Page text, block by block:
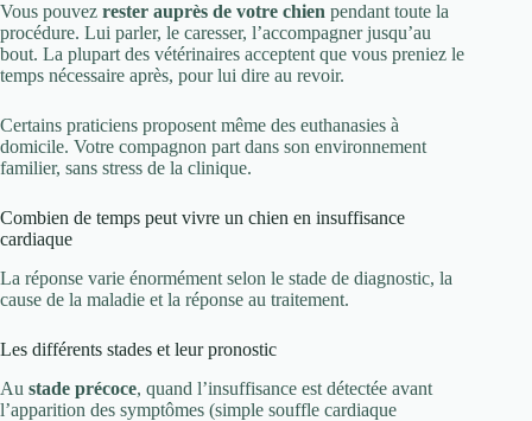
Vous pouvez rester auprès de votre chien pendant toute la
procédure. Lui parler, le caresser, l’accompagner jusqu’au
bout. La plupart des vétérinaires acceptent que vous preniez le
temps nécessaire après, pour lui dire au revoir.
Certains praticiens proposent même des euthanasies à
domicile. Votre compagnon part dans son environnement
familier, sans stress de la clinique.
Combien de temps peut vivre un chien en insuffisance
cardiaque
La réponse varie énormément selon le stade de diagnostic, la
cause de la maladie et la réponse au traitement.
Les différents stades et leur pronostic
Au stade précoce, quand l’insuffisance est détectée avant
l’apparition des symptômes (simple souffle cardiaque